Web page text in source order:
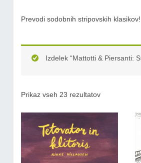
Prevodi sodobnih stripovskih klasikov!
Izdelek “Mattotti & Piersanti:
Prikaz vseh 23 rezultatov